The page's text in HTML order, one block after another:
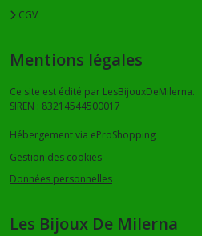
CGV
Mentions légales
Ce site est édité par LesBijouxDeMilerna.
SIREN : 83214544500017
Hébergement via eProShopping
Gestion des cookies
Données personnelles
Les Bijoux De Milerna